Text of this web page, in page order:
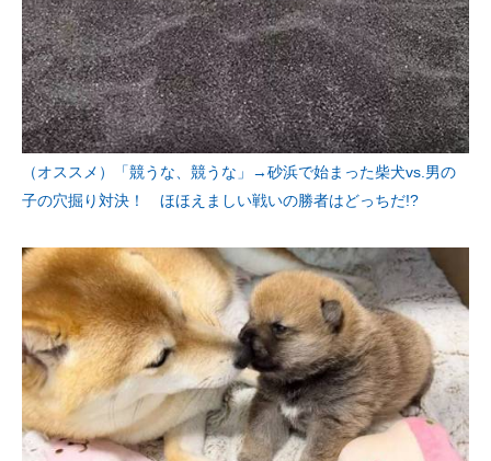
（オススメ）「競うな、競うな」→砂浜で始まった柴犬vs.男の
子の穴掘り対決！ ほほえましい戦いの勝者はどっちだ!?